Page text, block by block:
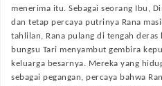
menerima itu. Sebagai seorang Ibu,
dan tetap percaya putrinya Rana
tahlilan, Rana pulang di tengah
bungsu Tari menyambut gembira
keluarga besarnya. Mereka yang
sebagai pegangan, percaya bahwa